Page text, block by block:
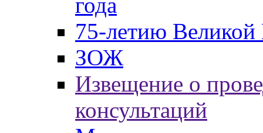
75-летию
ЗОЖ
Извещение о
консультаций